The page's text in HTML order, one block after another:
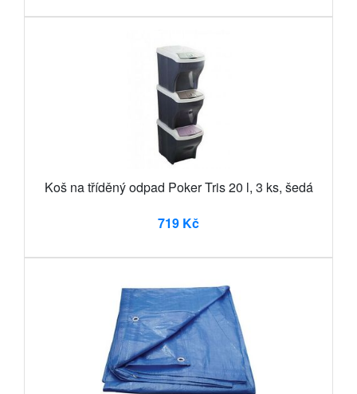
Koš na tříděný odpad Poker Tris 20 l, 3 ks, šedá
719 Kč